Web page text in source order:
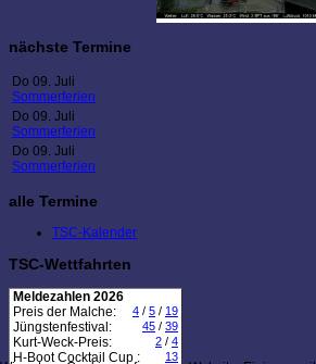
nächste Termine
Do 09. Juli
Sommerferien
Do 09. Juli
Sommerferien
Do 09. Juli
Sommerferien
alle Termine
TSC-Kalender
TSC-Wettfahrten
Meldezahlen 2026
Preis der Malche:
4 / 5 / 19
Jüngstenfestival: 45 / 39
Kurt-Weck-Preis: 2 / 4
H-Boot Cocktail Cup : 13